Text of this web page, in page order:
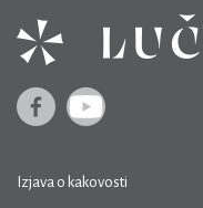
Izjava o kakovosti